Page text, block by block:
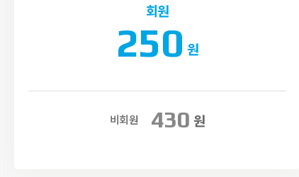
회원
250 원
비회원 430 원